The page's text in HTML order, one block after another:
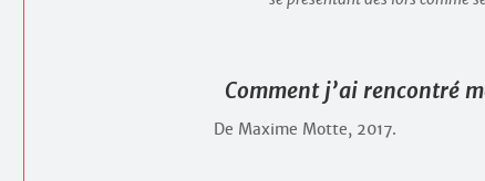
Comment j’ai rencontré
De Maxime Motte, 2017.